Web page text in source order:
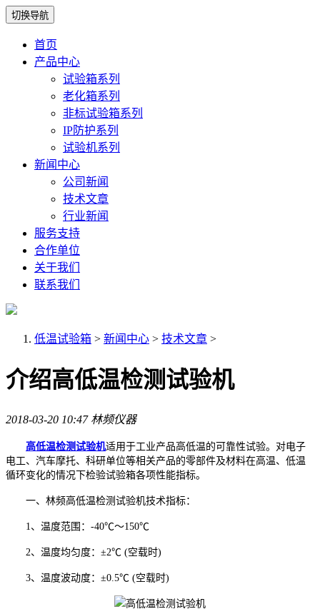
切换导航
首页
产品中心
试验箱系列
老化箱系列
非标试验箱系列
IP防护系列
试验机系列
新闻中心
公司新闻
技术文章
行业新闻
服务支持
合作单位
关于我们
联系我们
低温试验箱 > 新闻中心 > 技术文章 >
介绍高低温检测试验机
2018-03-20 10:47 林频仪器
高低温检测试验机适用于工业产品高低温的可靠性试验。对电子
电工、汽车摩托、科研单位等相关产品的零部件及材料在高温、低温
循环变化的情况下检验试验箱各项性能指标。
一、林频高低温检测试验机技术指标：
1、温度范围：-40℃～150℃
2、温度均匀度：±2℃ (空载时)
3、温度波动度：±0.5℃ (空载时)